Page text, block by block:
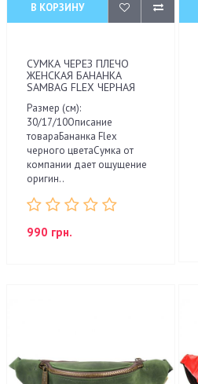
В КОРЗИНУ
СУМКА ЧЕРЕЗ ПЛЕЧО
ЖЕНСКАЯ БАНАНКА
SAMBAG FLEX ЧЕРНАЯ
Размер (см):
30/17/10Описание
товараБананка Flex
черного цветаСумка от
компании дает ощущение
оригин..
990 грн.